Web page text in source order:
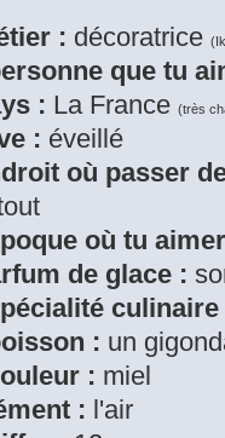
: décoratrice
que tu
: La France(très
: éveillé
où passer
où tu
de glace :
culinaire
: un
: miel
: l'air